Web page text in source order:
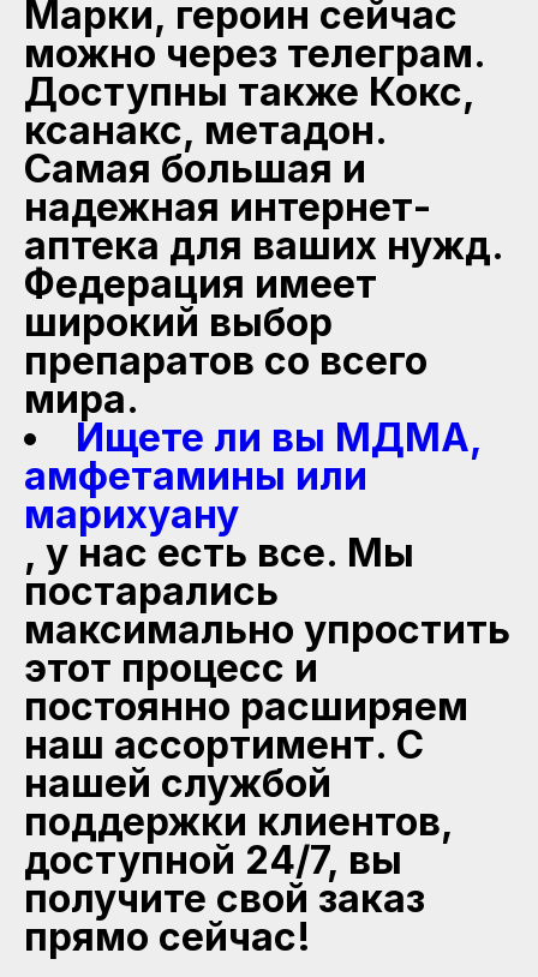
Марки, героин сейчас
можно через телеграм.
Доступны также Кокс,
ксанакс, метадон.
Самая большая и
надежная интернет-
аптека для ваших нужд.
Федерация имеет
широкий выбор
препаратов со всего
мира.
Ищете ли вы МДМА,
амфетамины или
марихуану
, у нас есть все. Мы
постарались
максимально упростить
этот процесс и
постоянно расширяем
наш ассортимент. С
нашей службой
поддержки клиентов,
доступной 24/7, вы
получите свой заказ
прямо сейчас!